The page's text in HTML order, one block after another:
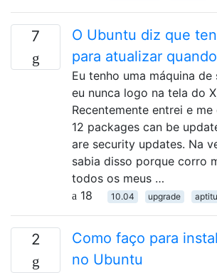
7
O Ubuntu diz que
para atualizar
Eu tenho uma máquina
eu nunca logo na tela do
Recentemente entrei e
12 packages can be
are security updates. Na
sabia disso porque corro
todos os meus …
18
10.04 upgrade
2
Como faço para
no Ubuntu